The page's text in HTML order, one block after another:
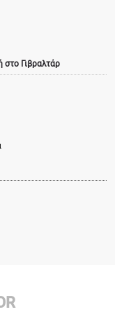
στο Γιβραλτάρ